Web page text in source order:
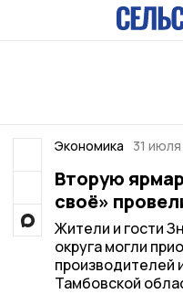
Экономика 31
Вторую
своё»
Жители и гости
округа могли
производителей
Тамбовской